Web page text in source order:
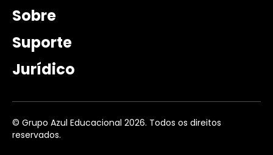
Sobre
Suporte
Jurídico
© Grupo Azul Educacional 2026. Todos os direitos
reservados.